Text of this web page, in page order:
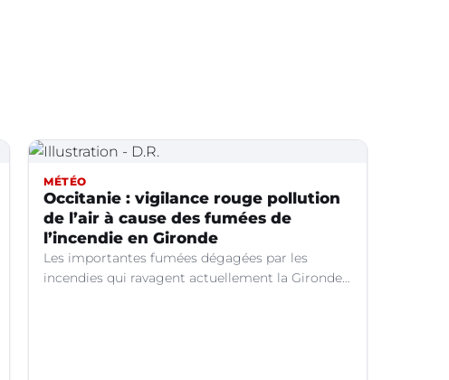
MÉTÉO
Occitanie : vigilance rouge pollution
de l’air à cause des fumées de
l’incendie en Gironde
Les importantes fumées dégagées par les
incendies qui ravagent actuellement la Gironde